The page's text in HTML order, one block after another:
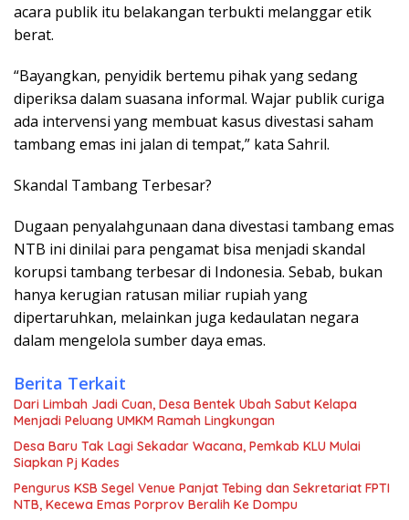
acara publik itu belakangan terbukti melanggar etik
berat.
“Bayangkan, penyidik bertemu pihak yang sedang
diperiksa dalam suasana informal. Wajar publik curiga
ada intervensi yang membuat kasus divestasi saham
tambang emas ini jalan di tempat,” kata Sahril.
Skandal Tambang Terbesar?
Dugaan penyalahgunaan dana divestasi tambang emas
NTB ini dinilai para pengamat bisa menjadi skandal
korupsi tambang terbesar di Indonesia. Sebab, bukan
hanya kerugian ratusan miliar rupiah yang
dipertaruhkan, melainkan juga kedaulatan negara
dalam mengelola sumber daya emas.
Berita Terkait
Dari Limbah Jadi Cuan, Desa Bentek Ubah Sabut Kelapa
Menjadi Peluang UMKM Ramah Lingkungan
Desa Baru Tak Lagi Sekadar Wacana, Pemkab KLU Mulai
Siapkan Pj Kades
Pengurus KSB Segel Venue Panjat Tebing dan Sekretariat FPTI
NTB, Kecewa Emas Porprov Beralih Ke Dompu